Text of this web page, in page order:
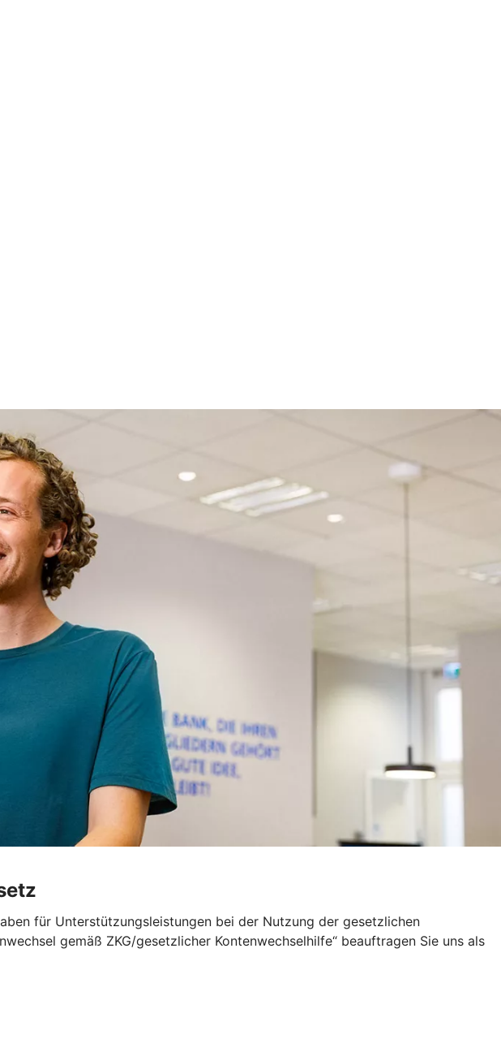
für Unterstützungsleistungen bei der Nutzung der gesetzlichen
gemäß ZKG/gesetzlicher Kontenwechselhilfe“ beauftragen Sie uns als